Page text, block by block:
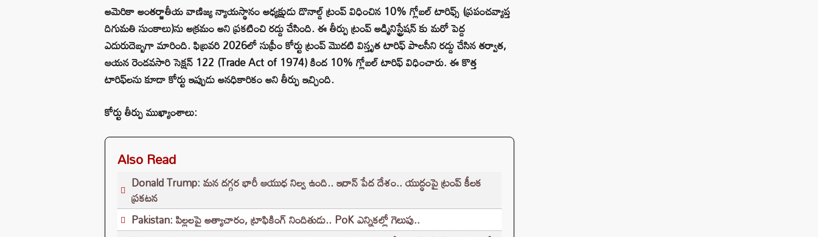
అమెరికా అంతర్జాతీయ వాణిజ్య న్యాయస్థానం అధ్యక్షుడు డొనాల్డ్ ట్రంప్ విధించిన 10% గ్లోబల్ టారిఫ్స్ (ప్రపంచవ్యాప్త
దిగుమతి సుంకాలు)ను అక్రమం అని ప్రకటించి రద్దు చేసింది. ఈ తీర్పు ట్రంప్ అడ్మినిస్ట్రేషన్ కు మరో పెద్ద
ఎదురుదెబ్బగా మారింది. ఫిబ్రవరి 2026లో సుప్రీం కోర్టు ట్రంప్ మొదటి విస్తృత టారిఫ్ పాలసీని రద్దు చేసిన తర్వాత,
ఆయన రెండవసారి సెక్షన్ 122 (Trade Act of 1974) కింద 10% గ్లోబల్ టారిఫ్ విధించారు. ఈ కొత్త
టారిఫ్‌లను కూడా కోర్టు ఇప్పుడు అనధికారికం అని తీర్పు ఇచ్చింది.
కోర్టు తీర్పు ముఖ్యాంశాలు:
Also Read
Donald Trump: మన దగ్గర భారీ ఆయుధ నిల్వ ఉంది.. ఇరాన్ పేద దేశం.. యుద్ధంపై ట్రంప్ కీలక
ప్రకటన
Pakistan: పిల్లలపై అత్యాచారం, ట్రాఫికింగ్ నిందితుడు.. PoK ఎన్నికల్లో గెలుపు..